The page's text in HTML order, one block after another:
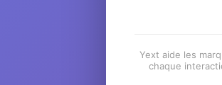
Yext aide les
chaque